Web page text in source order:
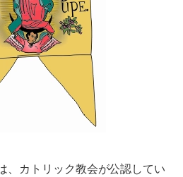
、カトリック教会が公認してい